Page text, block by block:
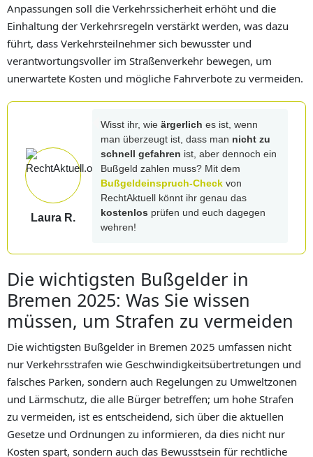
Anpassungen soll die Verkehrssicherheit erhöht und die
Einhaltung der Verkehrsregeln verstärkt werden, was dazu
führt, dass Verkehrsteilnehmer sich bewusster und
verantwortungsvoller im Straßenverkehr bewegen, um
unerwartete Kosten und mögliche Fahrverbote zu vermeiden.
Laura R.
Wisst ihr, wie ärgerlich es ist, wenn
man überzeugt ist, dass man nicht zu
schnell gefahren ist, aber dennoch ein
Bußgeld zahlen muss? Mit dem
Bußgeldeinspruch-Check von
RechtAktuell könnt ihr genau das
kostenlos prüfen und euch dagegen
wehren!
Die wichtigsten Bußgelder in
Bremen 2025: Was Sie wissen
müssen, um Strafen zu vermeiden
Die wichtigsten Bußgelder in Bremen 2025 umfassen nicht
nur Verkehrsstrafen wie Geschwindigkeitsübertretungen und
falsches Parken, sondern auch Regelungen zu Umweltzonen
und Lärmschutz, die alle Bürger betreffen; um hohe Strafen
zu vermeiden, ist es entscheidend, sich über die aktuellen
Gesetze und Ordnungen zu informieren, da dies nicht nur
Kosten spart, sondern auch das Bewusstsein für rechtliche